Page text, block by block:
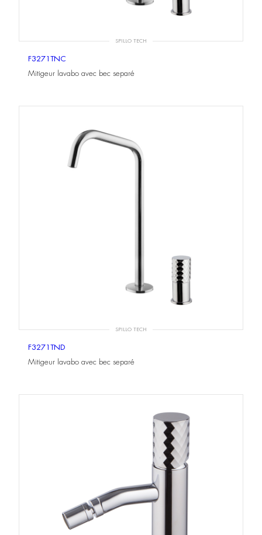
SPILLO TECH
F3271TNC
Mitigeur lavabo avec bec separé
SPILLO TECH
F3271TND
Mitigeur lavabo avec bec separé